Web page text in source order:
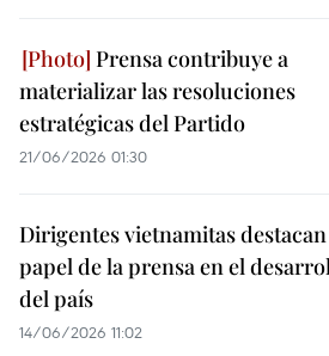
Prensa contribuye a
materializar las resoluciones
estratégicas del Partido
21/06/2026 01:30
Dirigentes vietnamitas
papel de la prensa en el
del país
14/06/2026 11:02